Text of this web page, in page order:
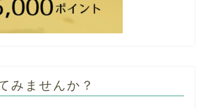
みませんか？